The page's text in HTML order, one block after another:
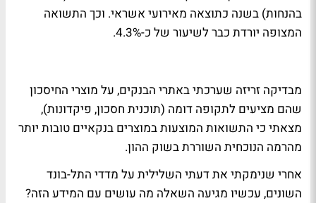
בהנחות) בשנה כתוצאה מאירועי אשראי. וכך התשואה
המצופה יורדת כבר לשיעור של כ-4.3%.
מבדיקה זריזה שערכתי באתרי הבנקים, על מוצרי החיסכון
שהם מציעים לתקופה דומה (תוכנית חסכון, פיקדונות),
מצאתי כי התשואות המוצעות במוצרים בנקאיים טובות יותר
מהרמה הנוכחית השוררת בשוק ההון.
אחרי שנימקתי את דעתי השלילית על מדדי התל-בונד
השונים, עכשיו מגיעה השאלה מה עושים עם המידע הזה?